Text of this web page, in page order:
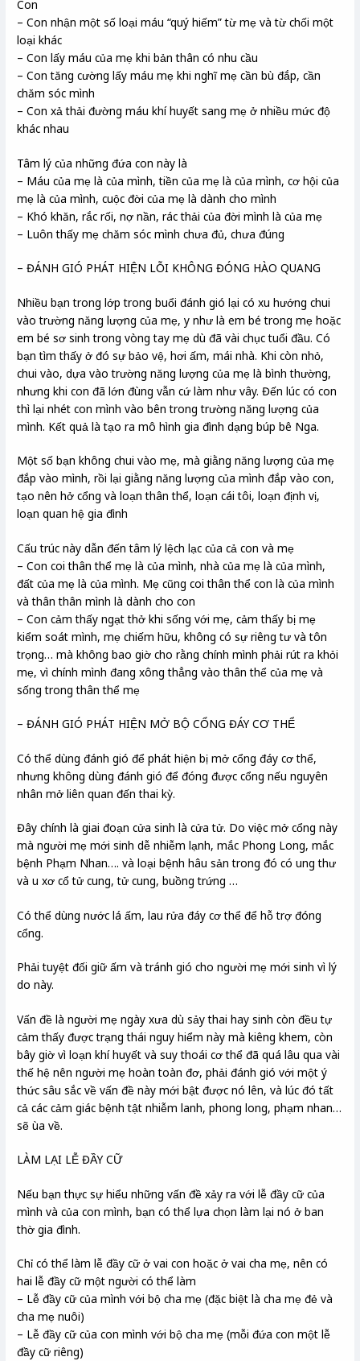
Con
– Con nhận một số loại máu “quý hiếm” từ mẹ và từ chối một
loại khác
– Con lấy máu của mẹ khi bản thân có nhu cầu
– Con tăng cường lấy máu mẹ khi nghĩ mẹ cần bù đắp, cần
chăm sóc mình
– Con xả thải đường máu khí huyết sang mẹ ở nhiều mức độ
khác nhau
Tâm lý của những đứa con này là
– Máu của mẹ là của mình, tiền của mẹ là của mình, cơ hội của
mẹ là của mình, cuộc đời của mẹ là dành cho mình
– Khó khăn, rắc rối, nợ nần, rác thải của đời mình là của mẹ
– Luôn thấy mẹ chăm sóc mình chưa đủ, chưa đúng
– ĐÁNH GIÓ PHÁT HIỆN LỖI KHÔNG ĐÓNG HÀO QUANG
Nhiều bạn trong lớp trong buổi đánh gió lại có xu hướng chui
vào trường năng lượng của mẹ, y như là em bé trong mẹ hoặc
em bé sơ sinh trong vòng tay mẹ dù đã vài chục tuổi đầu. Có
bạn tìm thấy ở đó sự bảo vệ, hơi ấm, mái nhà. Khi còn nhỏ,
chui vào, dựa vào trường năng lượng của mẹ là bình thường,
nhưng khi con đã lớn đùng vẫn cứ làm như vây. Đến lúc có con
thì lại nhét con mình vào bên trong trường năng lượng của
mình. Kết quả là tạo ra mô hình gia đình dạng búp bê Nga.
Một số bạn không chui vào mẹ, mà giằng năng lượng của mẹ
đắp vào mình, rồi lại giằng năng lượng của mình đắp vào con,
tạo nên hở cổng và loạn thân thể, loạn cái tôi, loạn định vị,
loạn quan hệ gia đình
Cấu trúc này dẫn đến tâm lý lệch lạc của cả con và mẹ
– Con coi thân thể mẹ là của mình, nhà của mẹ là của mình,
đất của mẹ là của mình. Mẹ cũng coi thân thể con là của mình
và thân thân mình là dành cho con
– Con cảm thấy ngạt thở khi sống với mẹ, cảm thấy bị mẹ
kiểm soát mình, mẹ chiếm hữu, không có sự riêng tư và tôn
trọng… mà không bao giờ cho rằng chính mình phải rút ra khỏi
mẹ, vì chính mình đang xông thẳng vào thân thể của mẹ và
sống trong thân thể mẹ
– ĐÁNH GIÓ PHÁT HIỆN MỞ BỘ CỔNG ĐÁY CƠ THỂ
Có thể dùng đánh gió để phát hiện bị mở cổng đáy cơ thể,
nhưng không dùng đánh gió để đóng được cổng nếu nguyên
nhân mở liên quan đến thai kỳ.
Đây chính là giai đoạn cửa sinh là cửa tử. Do việc mở cổng này
mà người mẹ mới sinh dễ nhiễm lạnh, mắc Phong Long, mắc
bệnh Phạm Nhan…. và loại bệnh hâu sản trong đó có ung thư
và u xơ cổ tử cung, tử cung, buồng trứng …
Có thể dùng nước lá ấm, lau rửa đáy cơ thể để hỗ trợ đóng
cổng.
Phải tuyệt đối giữ ấm và tránh gió cho người mẹ mới sinh vì lý
do này.
Vấn đề là người mẹ ngày xưa dù sảy thai hay sinh còn đều tự
cảm thấy được trạng thái nguy hiểm này mà kiêng khem, còn
bây giờ vì loạn khí huyết và suy thoái cơ thể đã quá lâu qua vài
thế hệ nên người mẹ hoàn toàn đơ, phải đánh gió với một ý
thức sâu sắc về vấn đề này mới bật được nó lên, và lúc đó tất
cả các cảm giác bệnh tật nhiễm lanh, phong long, phạm nhan…
sẽ ùa về.
LÀM LẠI LỄ ĐẦY CỮ
Nếu bạn thực sự hiểu những vấn đề xảy ra với lễ đầy cữ của
mình và của con mình, bạn có thể lựa chọn làm lại nó ở ban
thờ gia đình.
Chỉ có thể làm lễ đầy cữ ở vai con hoặc ở vai cha mẹ, nên có
hai lễ đầy cữ một người có thể làm
– Lễ đầy cữ của mình với bộ cha mẹ (đặc biệt là cha mẹ đẻ và
cha mẹ nuôi)
– Lễ đầy cữ của con mình với bộ cha mẹ (mỗi đứa con một lễ
đầy cữ riêng)